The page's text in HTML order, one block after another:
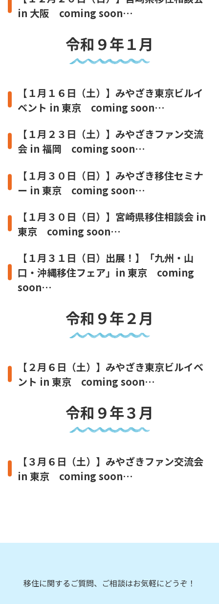
in 大阪 coming soon…
令和９年１月
【１月１６日（土）】みやざき東京ビルイ
ベント in 東京 coming soon…
【１月２３日（土）】みやざきファン交流
会 in 福岡 coming soon…
【１月３０日（日）】みやざき移住セミナ
ー in 東京 coming soon…
【１月３０日（日）】宮崎県移住相談会 in
東京 coming soon…
【１月３１日（日）出展！】「九州・山
口・沖縄移住フェア」in 東京 coming
soon…
令和９年２月
【２月６日（土）】みやざき東京ビルイベ
ント in 東京 coming soon…
令和９年３月
【３月６日（土）】みやざきファン交流会
in 東京 coming soon…
移住に関するご質問、ご相談はお気軽にどうぞ！